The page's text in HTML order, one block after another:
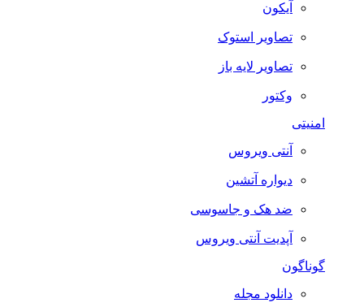
آیکون
تصاویر استوک
تصاویر لایه باز
وکتور
امنیتی
آنتی ویروس
دیواره آتشین
ضد هک و جاسوسی
آپدیت آنتی ویروس
گوناگون
دانلود مجله